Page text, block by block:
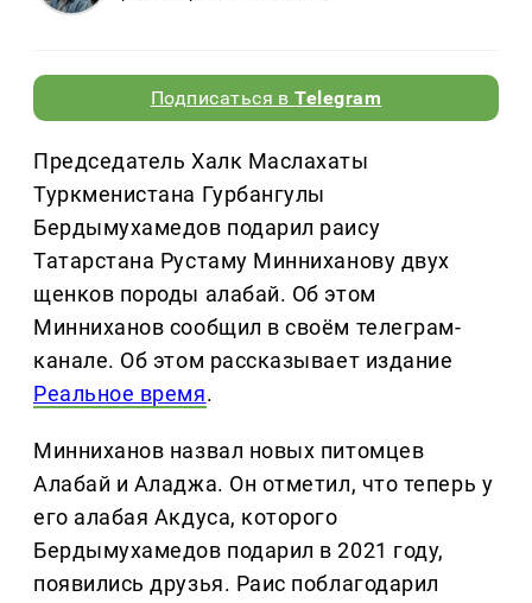
Подписаться вTelegram
Председатель Халк Маслахаты
Туркменистана Гурбангулы
Бердымухамедов подарил раису
Татарстана Рустаму Минниханову двух
щенков породы алабай. Об этом
Минниханов сообщил в своём телеграм-
канале. Об этом рассказывает издание
Реальное время.
Минниханов назвал новых питомцев
Алабай и Аладжа. Он отметил, что теперь у
его алабая Акдуса, которого
Бердымухамедов подарил в 2021 году,
появились друзья. Раис поблагодарил